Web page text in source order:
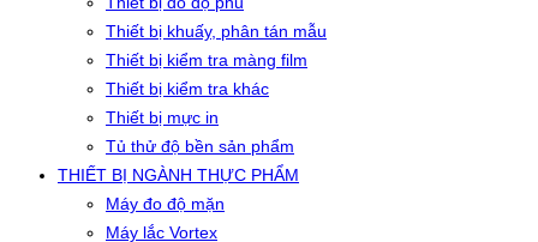
Thiết bị khuấy, phân tán mẫu
Thiết bị kiểm tra màng film
Thiết bị kiểm tra khác
Thiết bị mực in
Tủ thử độ bền sản phẩm
THIẾT BỊ NGÀNH THỰC PHẨM
Máy đo độ mặn
Máy lắc Vortex